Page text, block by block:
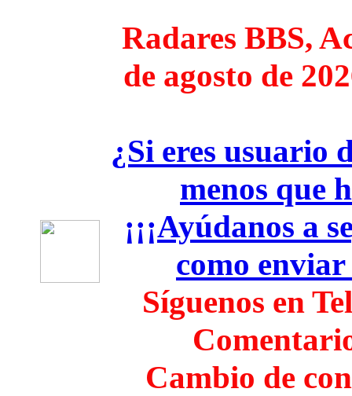
Radares BBS,
de agosto de
¿Si eres usuario
menos que
¡¡¡Ayúdanos a
como
Síguenos en
Cambio de